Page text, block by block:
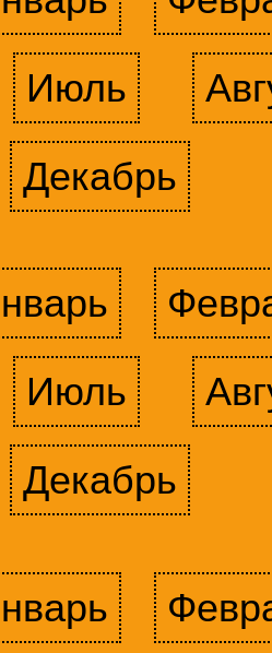
Июль
Декабрь
Июль
Декабрь